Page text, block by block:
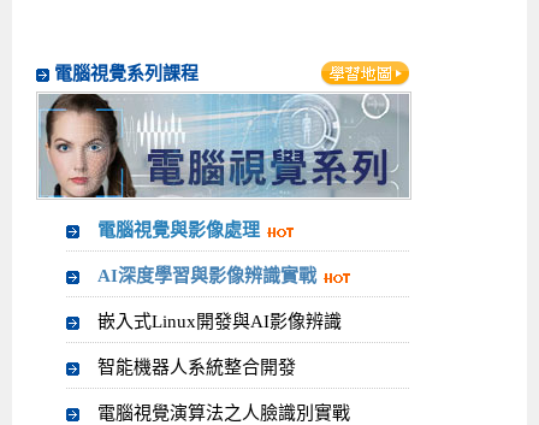
電腦視覺系列課程
電腦視覺與影像處理
AI深度學習與影像辨識實戰
嵌入式Linux開發與AI影像辨識
智能機器人系統整合開發
電腦視覺演算法之人臉識別實戰